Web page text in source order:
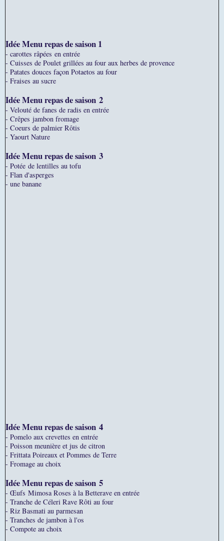
Idée Menu repas de saison 1
- carottes râpées en entrée
- Cuisses de Poulet grillées au four aux herbes de provence
- Patates douces façon Potaetos au four
- Fraises au sucre
Idée Menu repas de saison 2
- Velouté de fanes de radis en entrée
- Crêpes jambon fromage
- Coeurs de palmier Rôtis
- Yaourt Nature
Idée Menu repas de saison 3
- Potée de lentilles au tofu
- Flan d'asperges
- une banane
Idée Menu repas de saison 4
- Pomelo aux crevettes en entrée
- Poisson meunière et jus de citron
- Frittata Poireaux et Pommes de Terre
- Fromage au choix
Idée Menu repas de saison 5
- Œufs Mimosa Roses à la Betterave en entrée
- Tranche de Céleri Rave Rôti au four
- Riz Basmati au parmesan
- Tranches de jambon à l'os
- Compote au choix